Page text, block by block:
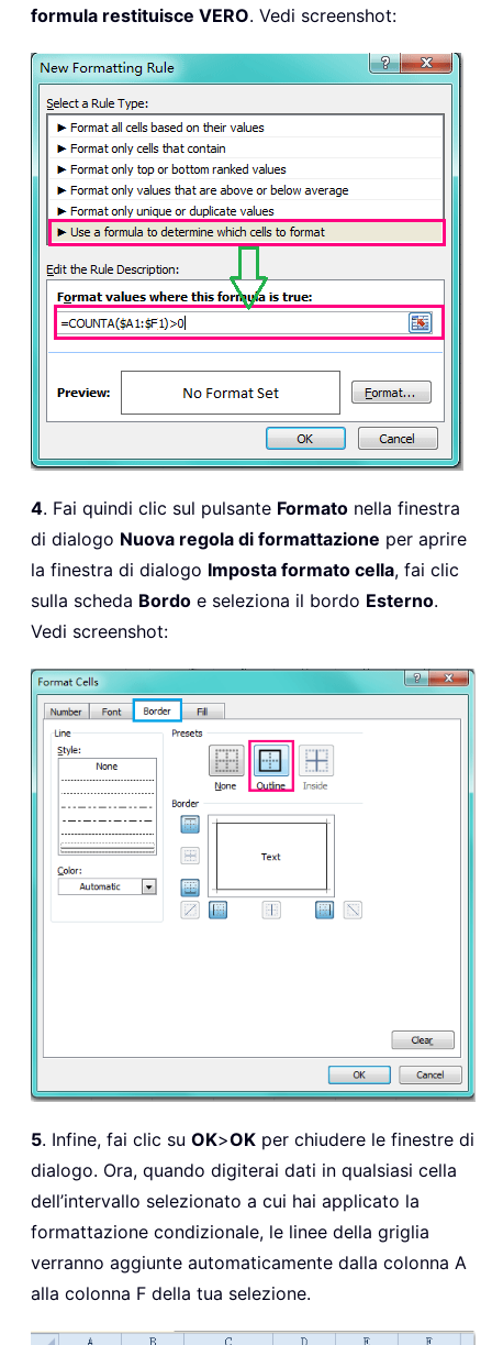
formula restituisce VERO. Vedi screenshot:
4. Fai quindi clic sul pulsante Formato nella finestra
di dialogo Nuova regola di formattazione per aprire
la finestra di dialogo Imposta formato cella, fai clic
sulla scheda Bordo e seleziona il bordo Esterno.
Vedi screenshot:
5. Infine, fai clic su OK>OK per chiudere le finestre di
dialogo. Ora, quando digiterai dati in qualsiasi cella
dell’intervallo selezionato a cui hai applicato la
formattazione condizionale, le linee della griglia
verranno aggiunte automaticamente dalla colonna A
alla colonna F della tua selezione.